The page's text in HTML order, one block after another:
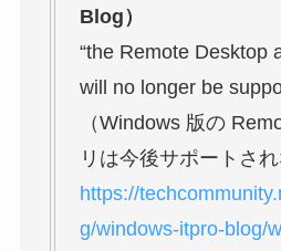
Blog）
“the Remote Desktop
will no longer be
（Windows 版の
リは今後サポートされ
https://
g/windows-itpro-blog/